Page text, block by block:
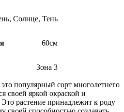
, Солнце, Тень
60см
Зона 3
это популярный сорт многолетнего
своей яркой окраской и
растение принадлежит к роду